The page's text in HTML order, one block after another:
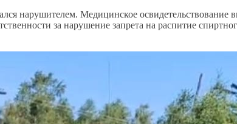
нарушителем. Медицинское освидетельствование
за нарушение запрета на распитие